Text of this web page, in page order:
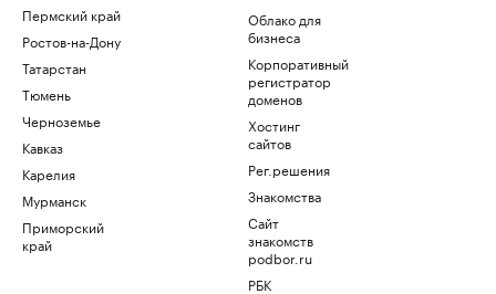
Пермский край
Ростов-на-Дону
Татарстан
Тюмень
Черноземье
Кавказ
Карелия
Мурманск
Приморский
край
Облако для
бизнеса
Корпоративный
регистратор
доменов
Хостинг
сайтов
Рег.решения
Знакомства
Сайт
знакомств
podbor.ru
РБК